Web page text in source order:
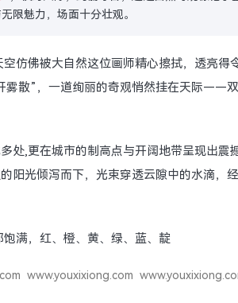
限魅力，场面十分壮观。
仿佛被大自然这位画师精心擦拭，透亮得
雾散”，一道绚丽的奇观悄然挂在天际——双
处,更在城市的制高点与开阔地带呈现出震
阳光倾泻而下，光束穿透云隙中的水滴，
满，红、橙、黄、绿、蓝、靛
www.youxixiong.com